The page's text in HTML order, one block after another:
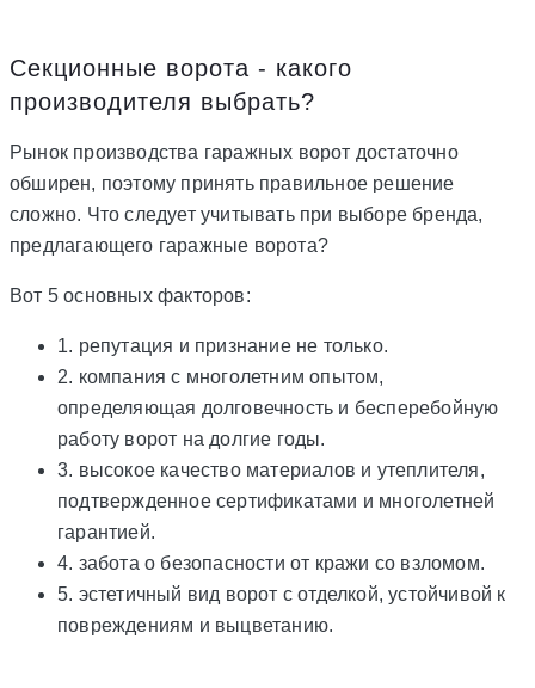
Секционные ворота - какого
производителя выбрать?
Рынок производства гаражных ворот достаточно
обширен, поэтому принять правильное решение
сложно. Что следует учитывать при выборе бренда,
предлагающего гаражные ворота?
Вот 5 основных факторов:
1. репутация и признание не только.
2. компания с многолетним опытом,
определяющая долговечность и бесперебойную
работу ворот на долгие годы.
3. высокое качество материалов и утеплителя,
подтвержденное сертификатами и многолетней
гарантией.
4. забота о безопасности от кражи со взломом.
5. эстетичный вид ворот с отделкой, устойчивой к
повреждениям и выцветанию.